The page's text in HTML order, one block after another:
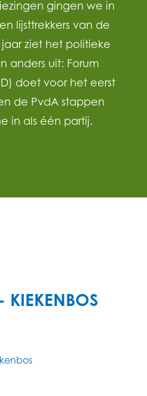
gingen we in
lijsttrekkers van de
ziet het politieke
anders uit: Forum
doet voor het eerst
de PvdA stappen
in als één partij.
KIEKENBOS